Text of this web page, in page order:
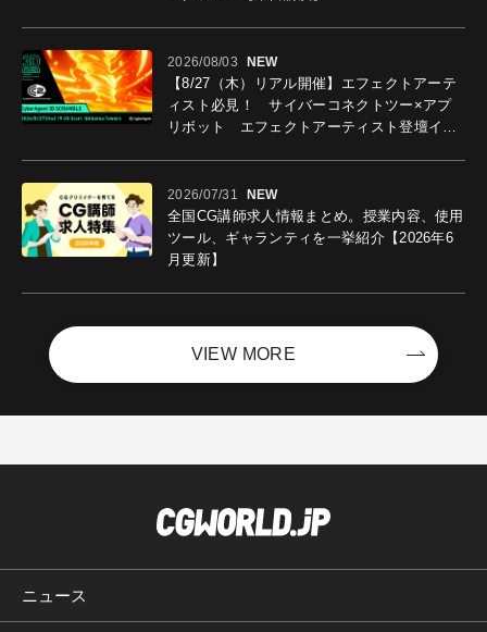
2026/08/03 NEW
【8/27（木）リアル開催】エフェクトアーテ
ィスト必見！ サイバーコネクトツー×アプ
リボット エフェクトアーティスト登壇イベ
2026/07/31 NEW
全国CG講師求人情報まとめ。授業内容、使用
ツール、ギャランティを一挙紹介【2026年6
月更新】
VIEW MORE
ニュース